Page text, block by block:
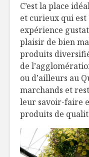
C’est la place
et curieux qui est
expérience
plaisir de bien
produits
de
ou d’ailleurs au
marchands et
leur savoir-faire
produits de